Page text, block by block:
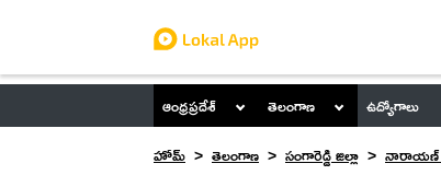
ఆంధ్రప్రదేశ్ తెలంగాణ ఉద్యోగాలు
హోమ్
తెలంగాణ సంగారెడ్డి జిల్లా నారాయణ్